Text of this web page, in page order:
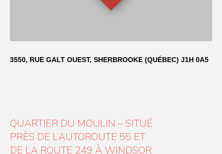
3550, RUE GALT OUEST, SHERBROOKE (QUÉBEC) J1H 0A5
QUARTIER DU MOULIN – SITUÉ
PRÈS DE L’AUTOROUTE 55 ET
DE LA ROUTE 249 À WINDSOR